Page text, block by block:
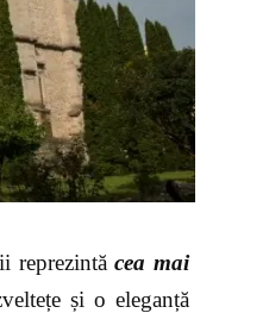
reprezintăcea mai
și o eleganță